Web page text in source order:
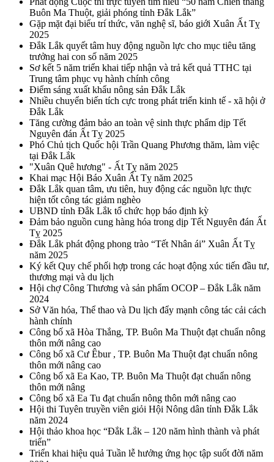
Buôn Ma Thuột, giải phóng tỉnh Đắk Lắk”
Gặp mặt đại biểu trí thức, văn nghệ sĩ, báo giới Xuân Ất Tỵ
2025
Đắk Lắk quyết tâm huy động nguồn lực cho mục tiêu tăng
trưởng hai con số năm 2025
Sơ kết 5 năm triển khai tiếp nhận và trả kết quả TTHC tại
Trung tâm phục vụ hành chính công
Điểm sáng xuất khẩu nông sản Đắk Lắk
Nhiều chuyển biến tích cực trong phát triển kinh tế - xã hội ở
Đắk Lắk
Tăng cường đảm bảo an toàn vệ sinh thực phẩm dịp Tết
Nguyên đán Ất Tỵ 2025
Phó Chủ tịch Quốc hội Trần Quang Phương thăm, làm việc
tại Đắk Lắk
"Xuân Quê hương" - Ất Tỵ năm 2025
Khai mạc Hội Báo Xuân Ất Tỵ năm 2025
Đắk Lắk quan tâm, ưu tiên, huy động các nguồn lực thực
hiện tốt công tác giảm nghèo
UBND tỉnh Đắk Lắk tổ chức họp báo định kỳ
Đảm bảo nguồn cung hàng hóa trong dịp Tết Nguyên đán Ất
Tỵ 2025
Đắk Lắk phát động phong trào “Tết Nhân ái” Xuân Ất Tỵ
năm 2025
Ký kết Quy chế phối hợp trong các hoạt động xúc tiến đầu tư,
thương mại và du lịch
Hội chợ Công Thương và sản phẩm OCOP – Đắk Lắk năm
2024
Sở Văn hóa, Thể thao và Du lịch đẩy mạnh công tác cải cách
hành chính
Công bố xã Hòa Thắng, TP. Buôn Ma Thuột đạt chuẩn nông
thôn mới nâng cao
Công bố xã Cư Êbur , TP. Buôn Ma Thuột đạt chuẩn nông
thôn mới nâng cao
Công bố xã Ea Kao, TP. Buôn Ma Thuột đạt chuẩn nông
thôn mới nâng
Công bố xã Ea Tu đạt chuẩn nông thôn mới nâng cao
Hội thi Tuyên truyền viên giỏi Hội Nông dân tỉnh Đắk Lắk
năm 2024
Hội thảo khoa học “Đắk Lắk – 120 năm hình thành và phát
triển”
Triển khai hiệu quả Tuần lễ hưởng ứng học tập suốt đời năm